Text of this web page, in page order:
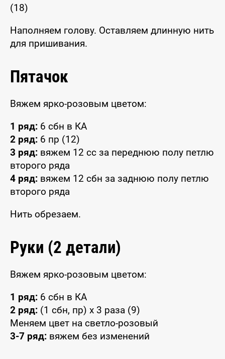
(18)
Наполняем голову. Оставляем длинную нить
для пришивания.
Пятачок
Вяжем ярко-розовым цветом:
1 ряд: 6 сбн в КА
2 ряд: 6 пр (12)
3 ряд: вяжем 12 сс за переднюю полу петлю
второго ряда
4 ряд: вяжем 12 сбн за заднюю полу петлю
второго ряда
Нить обрезаем.
Руки (2 детали)
Вяжем ярко-розовым цветом:
1 ряд: 6 сбн в КА
2 ряд: (1 сбн, пр) x 3 раза (9)
Меняем цвет на светло-розовый
3-7 ряд: вяжем без изменений